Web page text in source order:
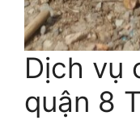
Dịch vụ
quận 8